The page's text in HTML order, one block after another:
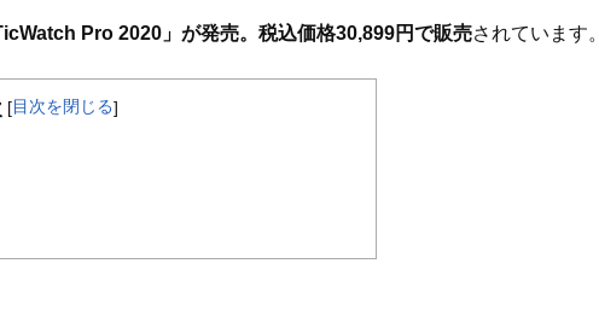
Pro 2020」が発売。税込価格30,899円で販売されています。
[目次を閉じる]